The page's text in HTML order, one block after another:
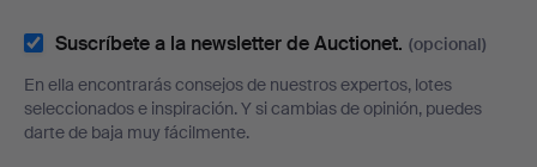
Suscríbete a la newsletter de Auctionet. (opcional)
En ella encontrarás consejos de nuestros expertos, lotes
seleccionados e inspiración. Y si cambias de opinión, puedes
darte de baja muy fácilmente.